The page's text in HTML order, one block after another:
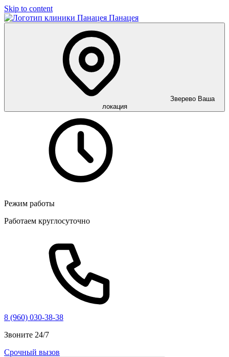
Skip to content
Панацея
Зверево Ваша
локация
Режим работы
Работаем круглосуточно
8 (960) 030-38-38
Звоните 24/7
Срочный вызов